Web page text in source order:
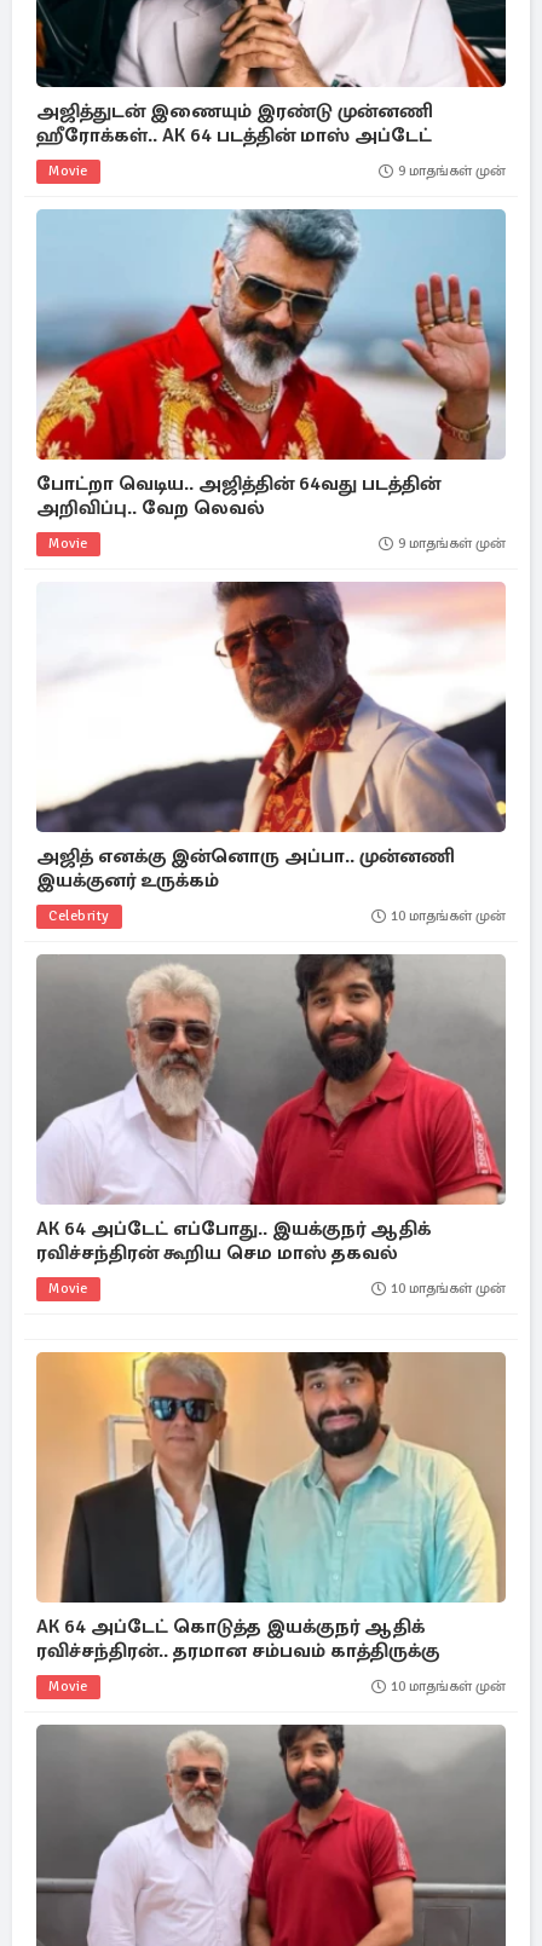
அஜித்துடன் இணையும் இரண்டு முன்னணி
ஹீரோக்கள்.. AK 64 படத்தின் மாஸ் அப்டேட்
Movie 9 மாதங்கள் முன்
போட்றா வெடிய.. அஜித்தின் 64வது படத்தின்
அறிவிப்பு.. வேற லெவல்
Movie 9 மாதங்கள் முன்
அஜித் எனக்கு இன்னொரு அப்பா.. முன்னணி
இயக்குனர் உருக்கம்
Celebrity 10 மாதங்கள் முன்
AK 64 அப்டேட் எப்போது.. இயக்குநர் ஆதிக்
ரவிச்சந்திரன் கூறிய செம மாஸ் தகவல்
Movie 10 மாதங்கள் முன்
AK 64 அப்டேட் கொடுத்த இயக்குநர் ஆதிக்
ரவிச்சந்திரன்.. தரமான சம்பவம் காத்திருக்கு
Movie 10 மாதங்கள் முன்